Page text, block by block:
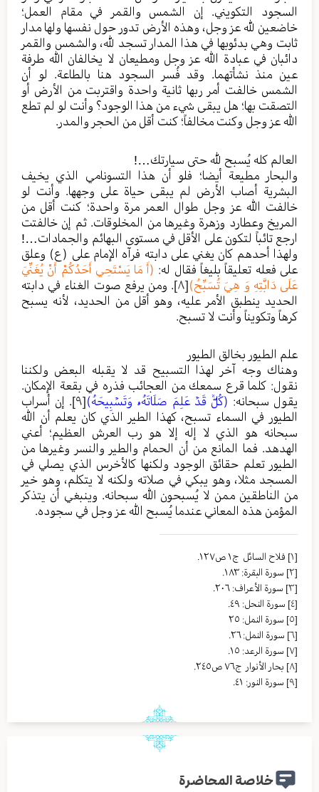
السجود التكويني. إن الشمس والقمر في مقام العمل؛
خاضعين لله عز وجل، وهذه الأرض تدور حول نفسها ولها مدار
ثابت وهي بدئوبها في هذا المدار تسجد لله، والشمس والقمر
دائبان في عبادة الله عز وجل ومطيعان لا يخالفان الله طرفة
عين منذ نشأتهما. وقد فُسر السجود هنا بالطاعة. لو أن
الشمس خالفت أمر ربها ثانية واحدة واقتربت من الأرض أو
التصقت بها؛ هل يبقى شيء من هذا الوجود؟ وأنت لو لم تطع
الله عز وجل وكنت مخالفاً؛ كنت أقل من الحجر والمدر.
العالم كله يُسبح لله حتى سيارتك…!
والبحار مطيعة أيضا؛ فلو أن هذا التسونامي الذي يخيف
البشرية أصاب الأرض لم يبقى حياة على وجهها. وأنت لو
خالفت الله عز وجل طوال العمر مرة واحدة؛ كنت أقل من
المريخ وعطارد وزهرة وغيرها من المخلوقات. ثم إن خالفتت
ارجع تائباً لتكون على الأقل في مستوى البهائم والجمادات…!
ولهذا أحدهم كان يغني على دابته فرآه الإمام على (ع) وعلق
على فعله تعليقاً بليغاً فقال له: (أَ مَا يَسْتَحِي أَحَدُكُمْ أَنْ يُغَنِّيَ
عَلَى دَابَّتِهِ وَ هِيَ تُسَبِّحُ)[٨]
. ومن يرفع صوت الغناء في دابته
الحديد ينطبق الأمر عليه، وهو أقل من الحديد، لأنه يسبح
كرهاً وتكويناً وأنت لا تسبح.
علم الطيور بخالق الطيور
وهناك وجه آخر لهذا التسبيح قد لا يقبله البعض ولكننا
نقول: كلما قرع سمعك من العجائب فذره في بقعة الإمكان.
يقول سبحانه: (كُلّٞ قَدۡ عَلِمَ صَلَاتَهُۥ وَتَسۡبِيحَهُ)[٩]
. إن أسراب
الطيور في السماء تسبح، كهذا الطير الذي كان يعلم أن الله
سبحانه هو الذي لا إله إلا هو رب العرش العظيم؛ أعني
الهدهد. فما المانع من أن الحمام والطير والنسر وغيرها من
الطيور تعلم حقائق الوجود ولكنها كالأخرس الذي يصلي في
المسجد مثلا، وهو يبكي في صلاته ولكنه لا يتكلم، وهو خير
من الناطقين ممن لا يُسبحون الله سبحانه. وينبغي أن يتذكر
المؤمن هذه المعاني عندما يُسبح الله عز وجل في سجوده.
[١]
فلاح السائل ج١ ص١٢٧.
[٢]
سورة البقرة: ١٨٣.
[٣]
سورة الأعراف: ٢٠٦.
[٤]
سورة النحل: ٤٩.
[٥]
سورة النمل: ٢٥
[٦]
سورة النمل: ٢٦.
[٧]
سورة الرعد: ١٥.
[٨]
بحار الأنوار ج٧٦ ص٢٤٥.
[٩]
سورة النور: ٤١.
خلاصة المحاضرة